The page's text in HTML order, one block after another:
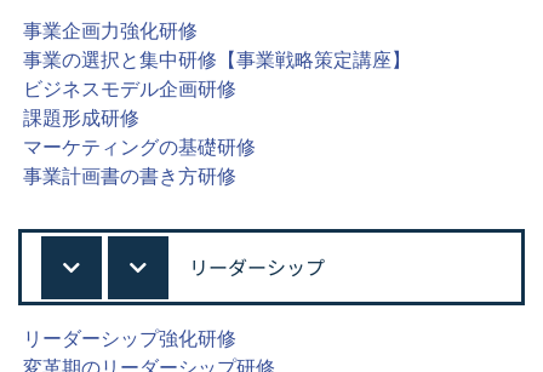
事業企画力強化研修
事業の選択と集中研修【事業戦略策定講座】
ビジネスモデル企画研修
課題形成研修
マーケティングの基礎研修
事業計画書の書き方研修
リーダーシップ
リーダーシップ強化研修
変革期のリーダーシップ研修